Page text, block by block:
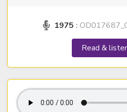
1975 :
Read &